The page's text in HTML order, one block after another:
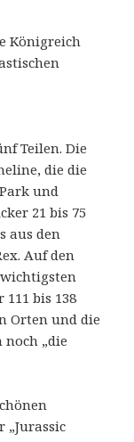
Königreich
Teilen. Die
die die
und
21 bis 75
aus den
Auf den
bis 138
Orten und die
noch „die
„Jurassic